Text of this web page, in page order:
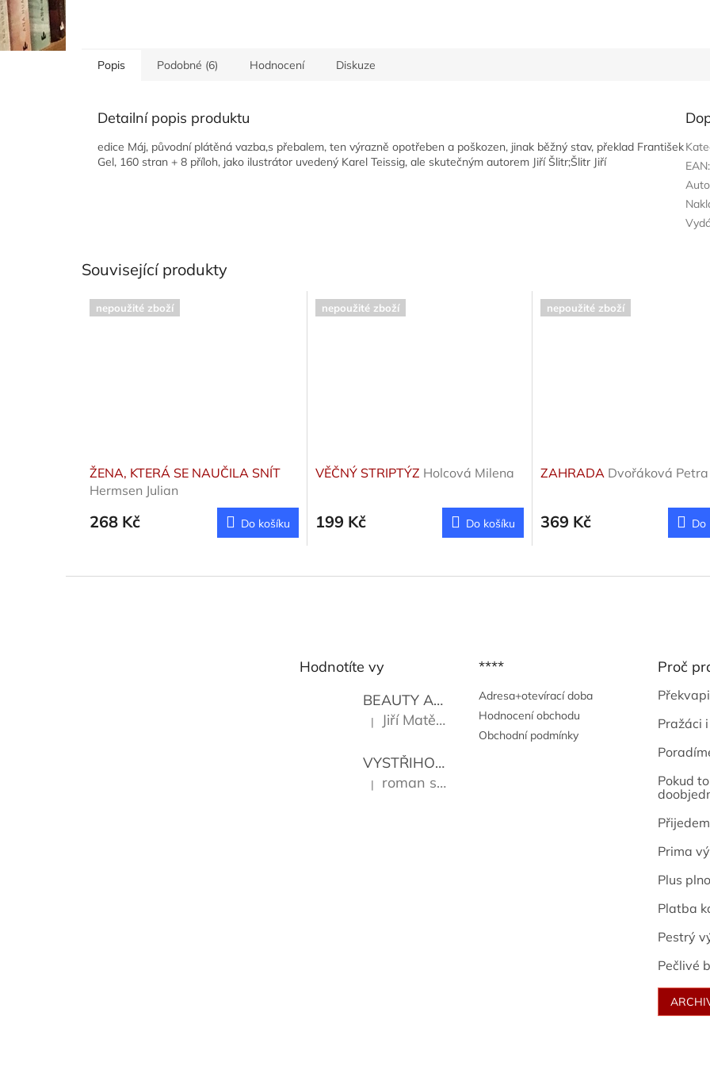
Popis Podobné (6) Hodnocení Diskuze
Detailní popis produktu
edice Máj, původní plátěná vazba,s přebalem, ten výrazně opotřeben a poškozen, jinak běžný stav, překlad František
Gel, 160 stran + 8 příloh, jako ilustrátor uvedený Karel Teissig, ale skutečným autorem Jiří Šlitr;Šlitr Jiří
EAN:
Související produkty
nepoužité zboží
ŽENA, KTERÁ SE NAUČILA SNÍT
Hermsen Julian
268 Kč Do košíku
nepoužité zboží
VĚČNÝ STRIPTÝZ Holcová Milena
199 Kč Do košíku
nepoužité zboží
ZAHRADA Dvořáková Petra
369 Kč Do
Hodnotíte vy
BEAUTY AND THE BEAT
Go Go's
Hodnocení produktu je 5 z 5 hvězdiček.
| Jiří Matějů
VYSTŘIHOVÁNKY - PRAŽSKÉ PAMÁTKY Kropáček
Hodnocení produktu je 5 z 5 hvězdiček.
| roman sekanina
****
Adresa+otevírací doba
Hodnocení obchodu
Obchodní podmínky
Proč
Pražáci
Pokud
Prima
Plus
Platba
Pestrý
Pečlivé